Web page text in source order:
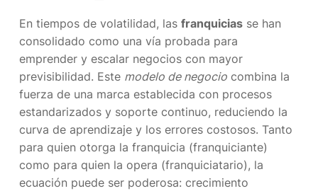
En tiempos de volatilidad, las franquicias se han
consolidado como una vía probada para
emprender y escalar negocios con mayor
previsibilidad. Este modelo de negocio combina la
fuerza de una marca establecida con procesos
estandarizados y soporte continuo, reduciendo la
curva de aprendizaje y los errores costosos. Tanto
para quien otorga la franquicia (franquiciante)
como para quien la opera (franquiciatario), la
ecuación puede ser poderosa: crecimiento